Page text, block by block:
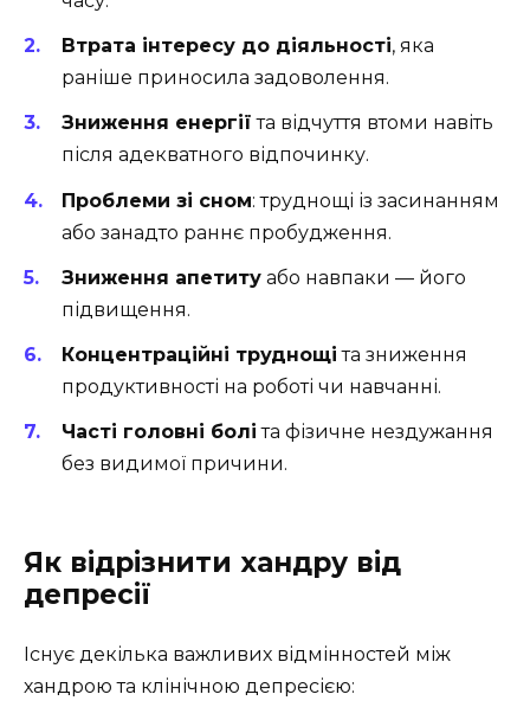
Втрата інтересу до діяльності, яка
раніше приносила задоволення.
Зниження енергії та відчуття втоми навіть
після адекватного відпочинку.
Проблеми зі сном: труднощі із засинанням
або занадто раннє пробудження.
Зниження апетиту або навпаки — його
підвищення.
Концентраційні труднощі та зниження
продуктивності на роботі чи навчанні.
Часті головні болі та фізичне нездужання
без видимої причини.
Як відрізнити хандру від
депресії
Існує декілька важливих відмінностей між
хандрою та клінічною депресією: